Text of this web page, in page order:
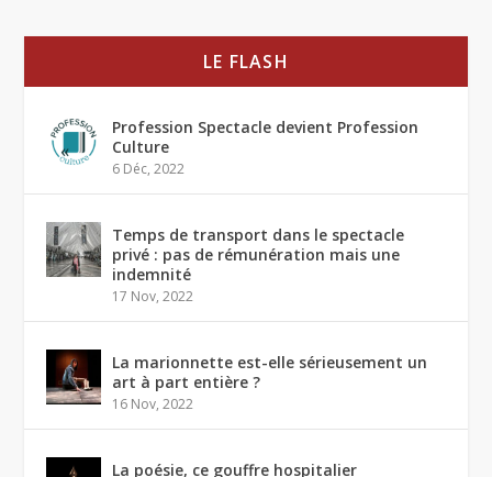
LE FLASH
Profession Spectacle devient Profession
Culture
6 Déc, 2022
Temps de transport dans le spectacle
privé : pas de rémunération mais une
indemnité
17 Nov, 2022
La marionnette est-elle sérieusement un
art à part entière ?
16 Nov, 2022
La poésie, ce gouffre hospitalier